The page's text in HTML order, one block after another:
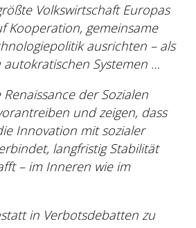
Volkswirtschaft Europas
Kooperation, gemeinsame
ausrichten – als
autokratischen Systemen …
der Sozialen
und zeigen, dass
Innovation mit sozialer
langfristig Stabilität
– im Inneren wie im
in Verbotsdebatten zu